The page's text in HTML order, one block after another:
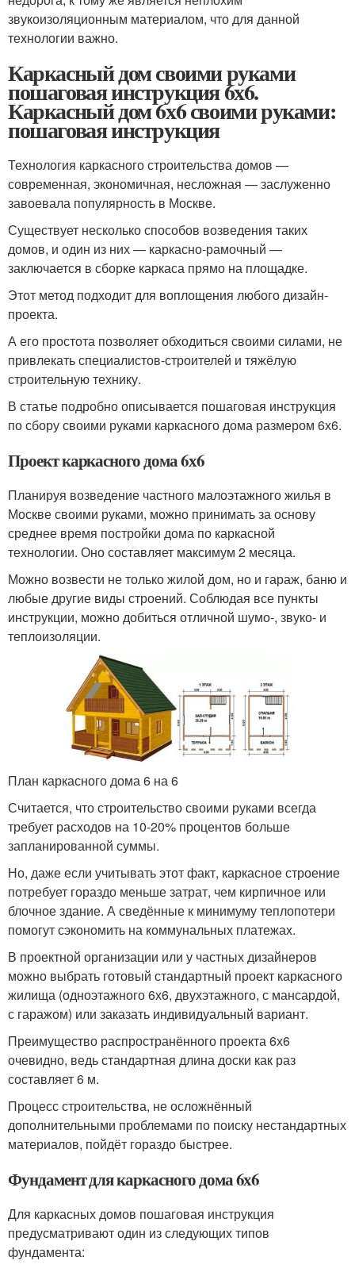
звукоизоляционным материалом, что для данной
технологии важно.
Каркасный дом своими руками
пошаговая инструкция 6х6.
Каркасный дом 6х6 своими руками:
пошаговая инструкция
Технология каркасного строительства домов —
современная, экономичная, несложная — заслуженно
завоевала популярность в Москве.
Существует несколько способов возведения таких
домов, и один из них — каркасно-рамочный —
заключается в сборке каркаса прямо на площадке.
Этот метод подходит для воплощения любого дизайн-
проекта.
А его простота позволяет обходиться своими силами, не
привлекать специалистов-строителей и тяжёлую
строительную технику.
В статье подробно описывается пошаговая инструкция
по сбору своими руками каркасного дома размером 6х6.
Проект каркасного дома 6х6
Планируя возведение частного малоэтажного жилья в
Москве своими руками, можно принимать за основу
среднее время постройки дома по каркасной
технологии. Оно составляет максимум 2 месяца.
Можно возвести не только жилой дом, но и гараж, баню и
любые другие виды строений. Соблюдая все пункты
инструкции, можно добиться отличной шумо-, звуко- и
теплоизоляции.
План каркасного дома 6 на 6
Считается, что строительство своими руками всегда
требует расходов на 10-20% процентов больше
запланированной суммы.
Но, даже если учитывать этот факт, каркасное строение
потребует гораздо меньше затрат, чем кирпичное или
блочное здание. А сведённые к минимуму теплопотери
помогут сэкономить на коммунальных платежах.
В проектной организации или у частных дизайнеров
можно выбрать готовый стандартный проект каркасного
жилища (одноэтажного 6х6, двухэтажного, с мансардой,
с гаражом) или заказать индивидуальный вариант.
Преимущество распространённого проекта 6х6
очевидно, ведь стандартная длина доски как раз
составляет 6 м.
Процесс строительства, не осложнённый
дополнительными проблемами по поиску нестандартных
материалов, пойдёт гораздо быстрее.
Фундамент для каркасного дома 6х6
Для каркасных домов пошаговая инструкция
предусматривают один из следующих типов
фундамента: